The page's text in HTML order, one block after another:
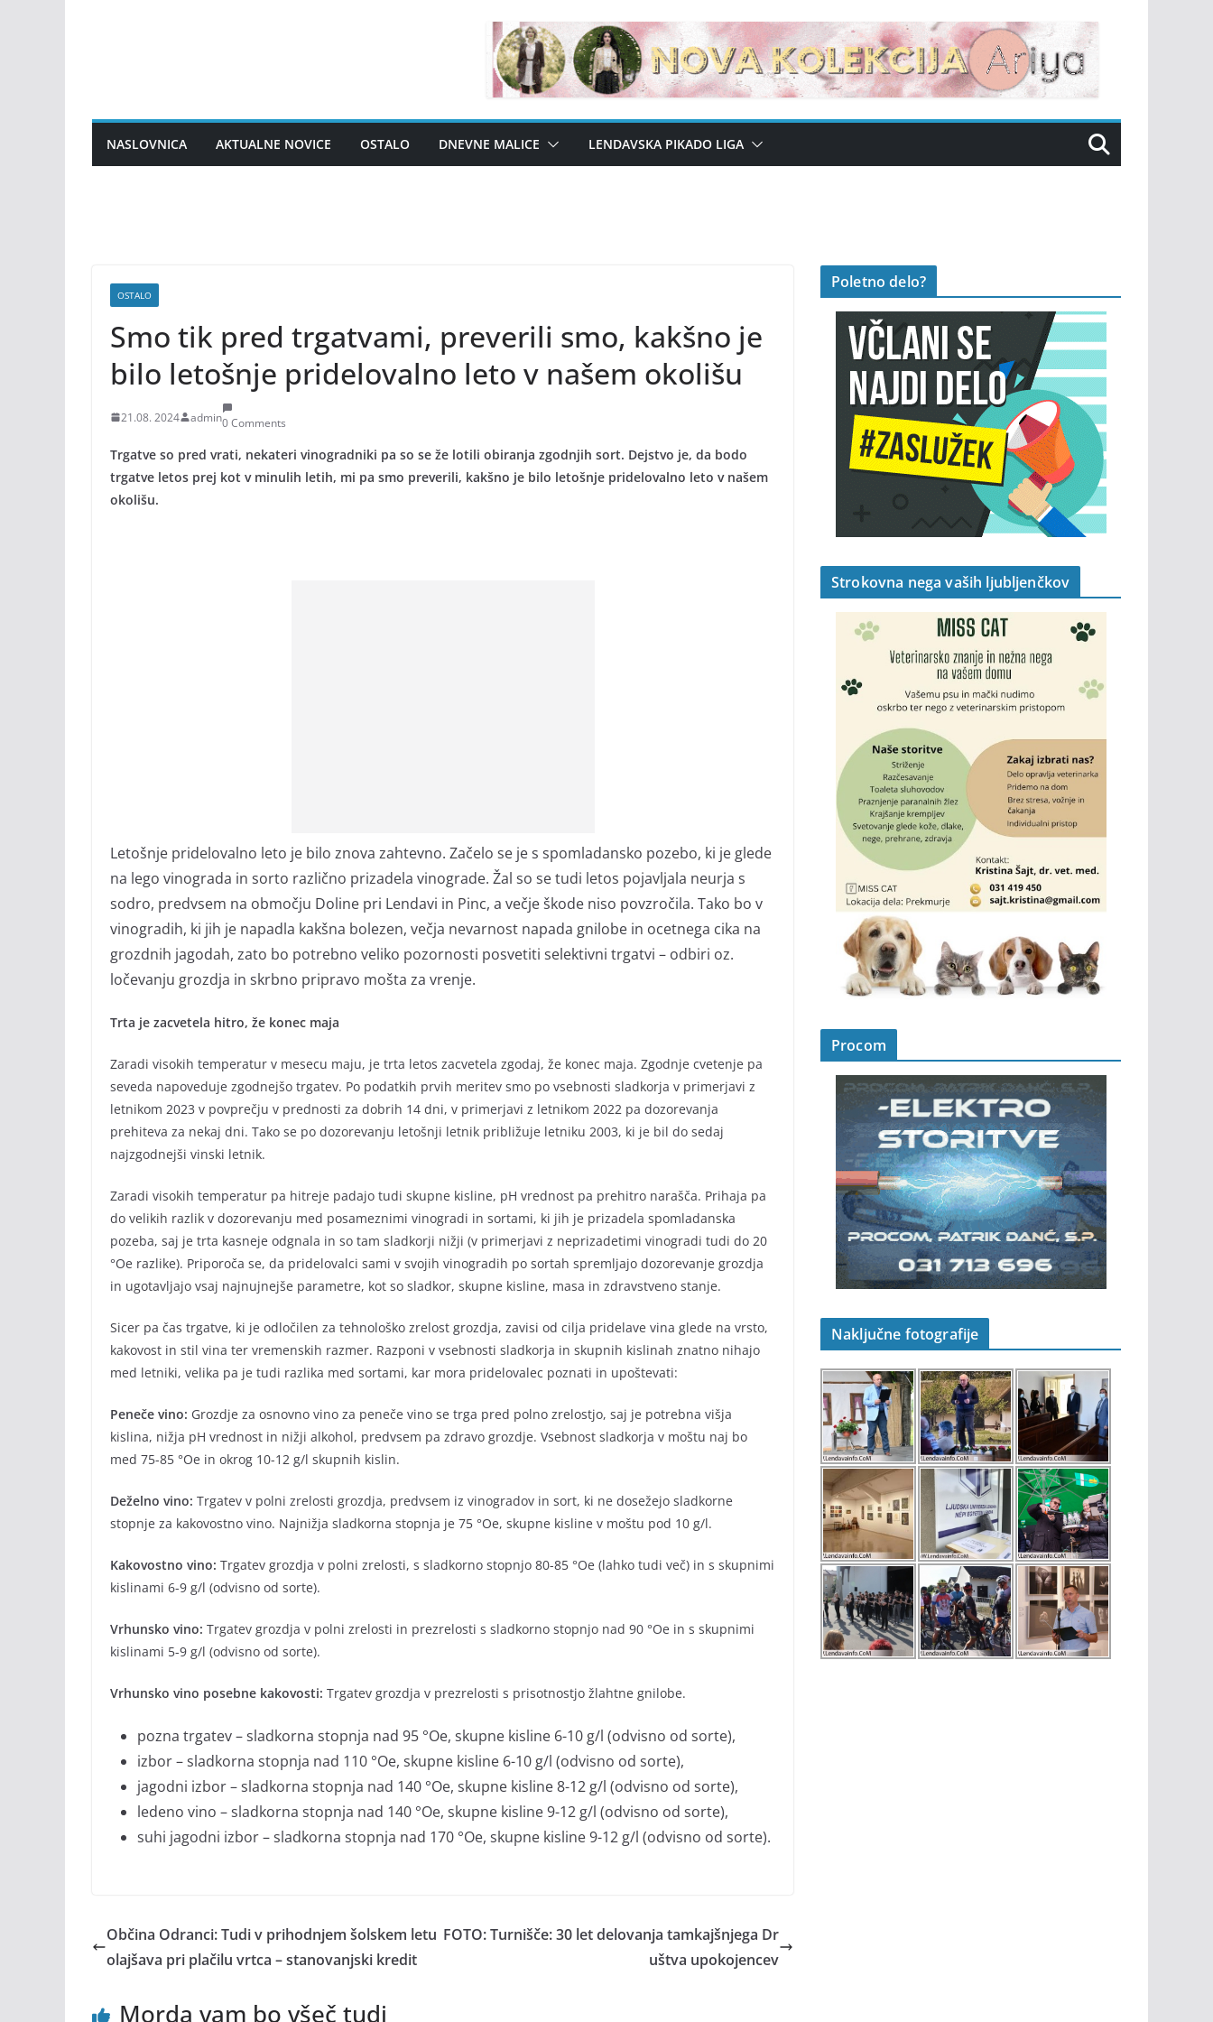
NASLOVNICA AKTUALNE NOVICE OSTALO DNEVNE MALICE LENDAVSKA PIKADO LIGA
OSTALO
Smo tik pred trgatvami, preverili smo, kakšno je
bilo letošnje pridelovalno leto v našem okolišu
21.08. 2024 admin0 Comments
Trgatve so pred vrati, nekateri vinogradniki pa so se že lotili obiranja zgodnjih sort. Dejstvo je, da bodo
trgatve letos prej kot v minulih letih, mi pa smo preverili, kakšno je bilo letošnje pridelovalno leto v našem
okolišu.
Letošnje pridelovalno leto je bilo znova zahtevno. Začelo se je s spomladansko pozebo, ki je glede
na lego vinograda in sorto različno prizadela vinograde. Žal so se tudi letos pojavljala neurja s
sodro, predvsem na območju Doline pri Lendavi in Pinc, a večje škode niso povzročila. Tako bo v
vinogradih, ki jih je napadla kakšna bolezen, večja nevarnost napada gnilobe in ocetnega cika na
grozdnih jagodah, zato bo potrebno veliko pozornosti posvetiti selektivni trgatvi – odbiri oz.
ločevanju grozdja in skrbno pripravo mošta za vrenje.
Trta je zacvetela hitro, že konec maja
Zaradi visokih temperatur v mesecu maju, je trta letos zacvetela zgodaj, že konec maja. Zgodnje cvetenje pa
seveda napoveduje zgodnejšo trgatev. Po podatkih prvih meritev smo po vsebnosti sladkorja v primerjavi z
letnikom 2023 v povprečju v prednosti za dobrih 14 dni, v primerjavi z letnikom 2022 pa dozorevanja
prehiteva za nekaj dni. Tako se po dozorevanju letošnji letnik približuje letniku 2003, ki je bil do sedaj
najzgodnejši vinski letnik.
Zaradi visokih temperatur pa hitreje padajo tudi skupne kisline, pH vrednost pa prehitro narašča. Prihaja pa
do velikih razlik v dozorevanju med posameznimi vinogradi in sortami, ki jih je prizadela spomladanska
pozeba, saj je trta kasneje odgnala in so tam sladkorji nižji (v primerjavi z neprizadetimi vinogradi tudi do 20
°Oe razlike). Priporoča se, da pridelovalci sami v svojih vinogradih po sortah spremljajo dozorevanje grozdja
in ugotavljajo vsaj najnujnejše parametre, kot so sladkor, skupne kisline, masa in zdravstveno stanje.
Sicer pa čas trgatve, ki je odločilen za tehnološko zrelost grozdja, zavisi od cilja pridelave vina glede na vrsto,
kakovost in stil vina ter vremenskih razmer. Razponi v vsebnosti sladkorja in skupnih kislinah znatno nihajo
med letniki, velika pa je tudi razlika med sortami, kar mora pridelovalec poznati in upoštevati:
Peneče vino: Grozdje za osnovno vino za peneče vino se trga pred polno zrelostjo, saj je potrebna višja
kislina, nižja pH vrednost in nižji alkohol, predvsem pa zdravo grozdje. Vsebnost sladkorja v moštu naj bo
med 75-85 °Oe in okrog 10-12 g/l skupnih kislin.
Deželno vino: Trgatev v polni zrelosti grozdja, predvsem iz vinogradov in sort, ki ne dosežejo sladkorne
stopnje za kakovostno vino. Najnižja sladkorna stopnja je 75 °Oe, skupne kisline v moštu pod 10 g/l.
Kakovostno vino: Trgatev grozdja v polni zrelosti, s sladkorno stopnjo 80-85 °Oe (lahko tudi več) in s skupnimi
kislinami 6-9 g/l (odvisno od sorte).
Vrhunsko vino: Trgatev grozdja v polni zrelosti in prezrelosti s sladkorno stopnjo nad 90 °Oe in s skupnimi
kislinami 5-9 g/l (odvisno od sorte).
Vrhunsko vino posebne kakovosti: Trgatev grozdja v prezrelosti s prisotnostjo žlahtne gnilobe.
pozna trgatev – sladkorna stopnja nad 95 °Oe, skupne kisline 6-10 g/l (odvisno od sorte),
izbor – sladkorna stopnja nad 110 °Oe, skupne kisline 6-10 g/l (odvisno od sorte),
jagodni izbor – sladkorna stopnja nad 140 °Oe, skupne kisline 8-12 g/l (odvisno od sorte),
ledeno vino – sladkorna stopnja nad 140 °Oe, skupne kisline 9-12 g/l (odvisno od sorte),
suhi jagodni izbor – sladkorna stopnja nad 170 °Oe, skupne kisline 9-12 g/l (odvisno od sorte).
Občina Odranci: Tudi v prihodnjem šolskem letu
olajšava pri plačilu vrtca – stanovanjski kredit
FOTO: Turnišče: 30 let delovanja tamkajšnjega Dr
uštva upokojencev
Morda vam bo všeč tudi
Poletno delo?
Strokovna nega vaših ljubljenčkov
Procom
Naključne fotografije